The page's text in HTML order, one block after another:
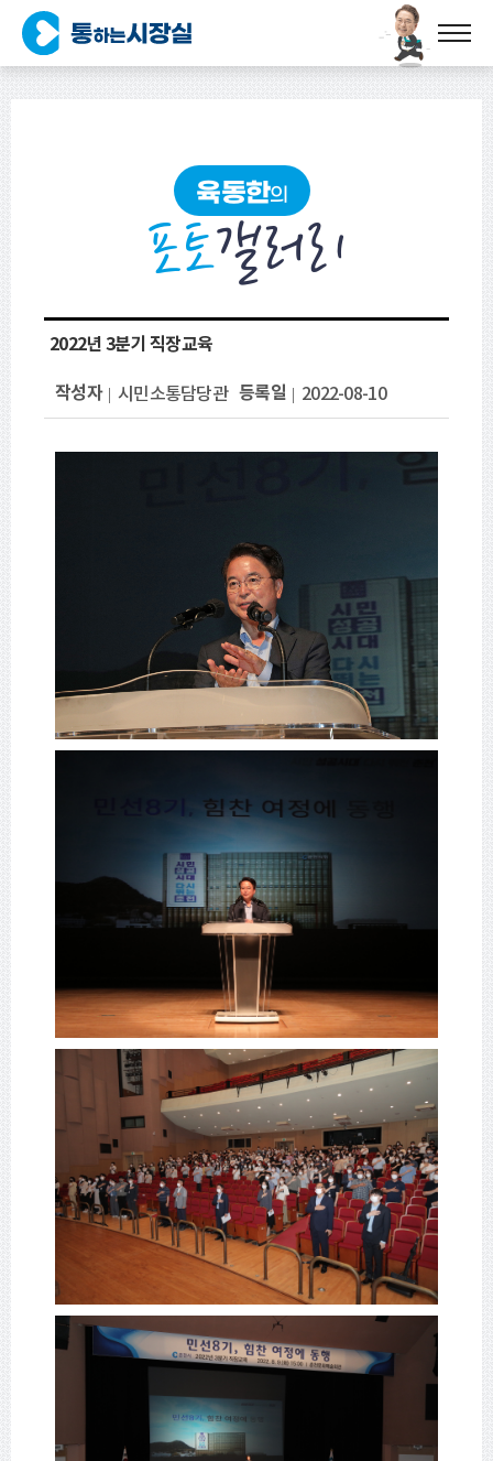
육동한의
포토갤러리
2022년 3분기 직장교육
작성자 시민소통담당관 등록일 2022-08-10